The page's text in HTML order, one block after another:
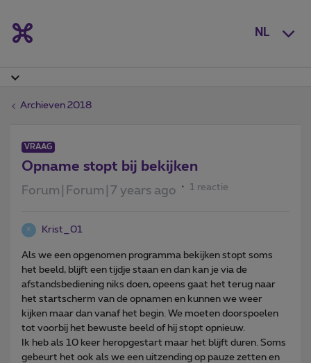
NL
Archieven 2018
VRAAG
Opname stopt bij bekijken
Forum|Forum|7 years ago 1 reactie
K Krist_01
Als we een opgenomen programma bekijken stopt soms
het beeld, blijft een tijdje staan en dan kan je via de
afstandsbediening niks doen, opeens gaat het terug naar
het startscherm van de opnamen en kunnen we weer
kijken maar dan vanaf het begin. We moeten doorspoelen
tot voorbij het bewuste beeld of hij stopt opnieuw.
Ik heb als 10 keer heropgestart maar het blijft duren. Soms
gebeurt het ook als we een uitzending op pauze zetten en